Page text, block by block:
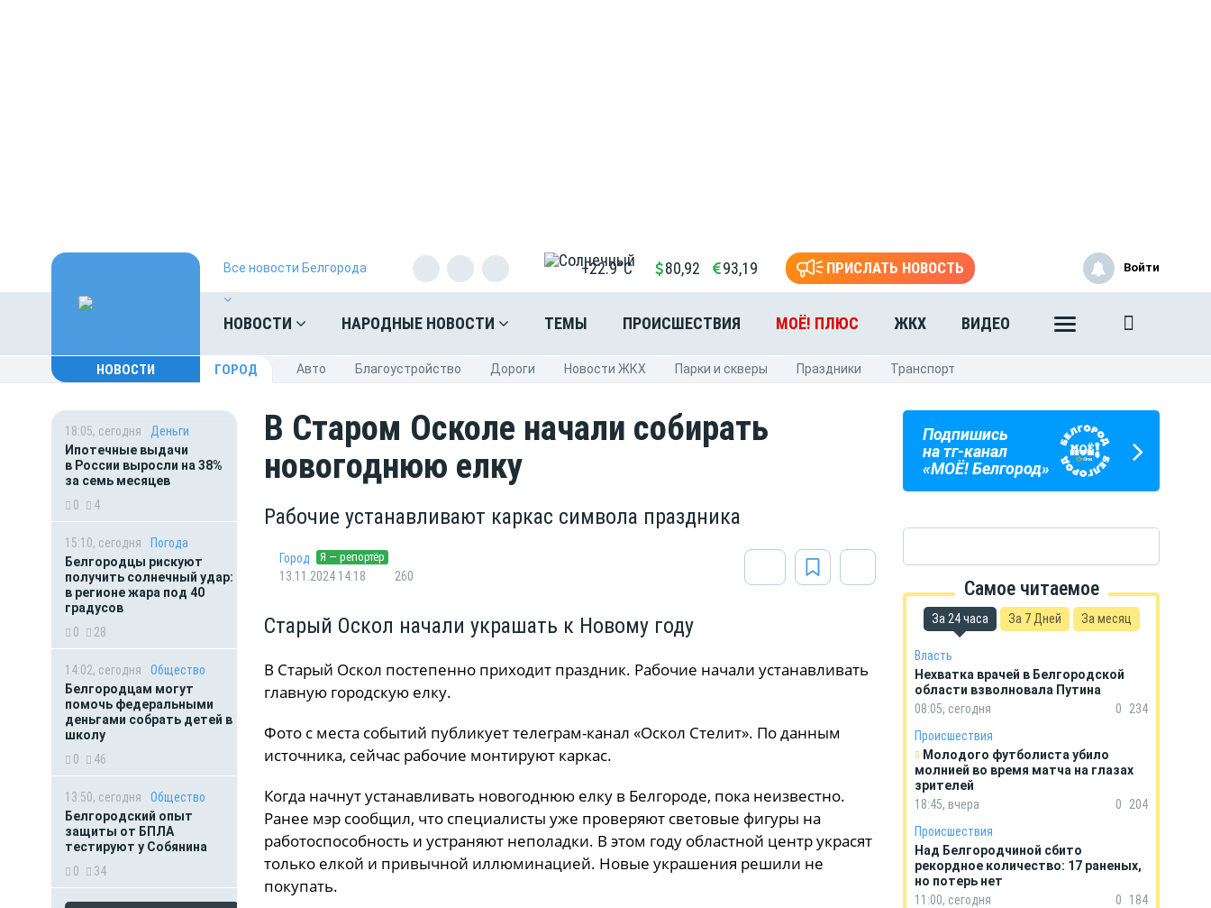
Все новости Белгорода +22.9°C 80,92 93,19 ПРИСЛАТЬ НОВОСТЬ
НОВОСТИ НАРОДНЫЕ НОВОСТИ ТЕМЫ ПРОИСШЕСТВИЯ МОЁ! ПЛЮС ЖКХ ВИДЕО
Войти
НОВОСТИ ГОРОД Авто Благоустройство Дороги Новости ЖКХ Парки и скверы Праздники Транспорт
18:05, сегодня
Деньги
Ипотечные выдачи
в России выросли на 38%
за семь месяцев
0
4
15:10, сегодня
Погода
Белгородцы рискуют
получить солнечный удар:
в регионе жара под 40
градусов
0
28
14:02, сегодня
Общество
Белгородцам могут
помочь федеральными
деньгами собрать детей в
школу
0
46
13:50, сегодня
Общество
Белгородский опыт
защиты от БПЛА
тестируют у Собянина
0
34
В Старом Осколе начали собирать
новогоднюю елку
Рабочие устанавливают каркас символа праздника
Город Я — репортёр
13.11.2024 14:18 260
Старый Оскол начали украшать к Новому году
В Старый Оскол постепенно приходит праздник. Рабочие начали устанавливать
главную городскую елку.
Фото с места событий публикует телеграм-канал «Оскол Стелит». По данным
источника, сейчас рабочие монтируют каркас.
Когда начнут устанавливать новогоднюю елку в Белгороде, пока неизвестно.
Ранее мэр сообщил, что специалисты уже проверяют световые фигуры на
работоспособность и устраняют неполадки. В этом году областной центр украсят
только елкой и привычной иллюминацией. Новые украшения решили не
покупать.
Подпишись
на тг-канал
«МОЁ! Белгород»
ГОРОСКОП
НА КАЖДЫЙ ДЕНЬ
ПОГОДА
В БЕЛГОРОДЕ
Самое читаемое
За 24 часа За 7 Дней За месяц
Власть
Нехватка врачей в Белгородской
области взволновала Путина
08:05, сегодня
0
234
Происшествия
Молодого футболиста убило
молнией во время матча на глазах
зрителей
18:45, вчера
0
204
Происшествия
Над Белгородчиной сбито
рекордное количество: 17 раненых,
но потерь нет
11:00, сегодня
0
184